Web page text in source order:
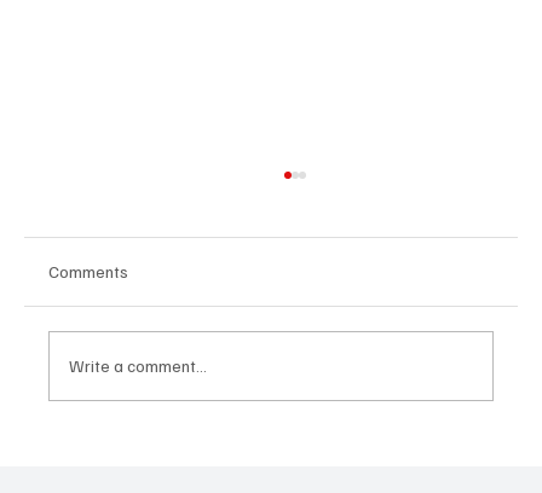
Comments
Write a comment...